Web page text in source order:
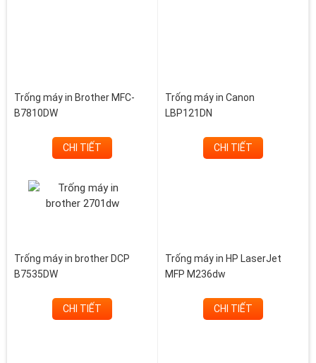
Trống máy in Brother MFC-
B7810DW
CHI TIẾT
Trống máy in Canon
LBP121DN
CHI TIẾT
Trống máy in brother DCP
B7535DW
CHI TIẾT
Trống máy in HP LaserJet
MFP M236dw
CHI TIẾT